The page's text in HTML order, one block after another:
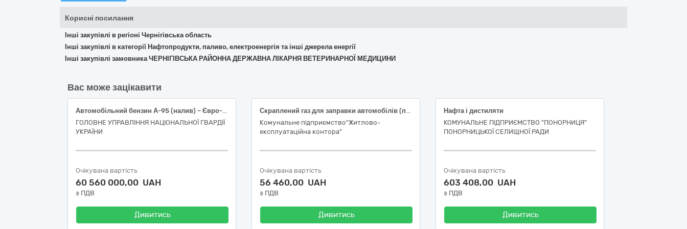
Корисні посилання
Інші закупівлі в регіоні Чернігівська область
Інші закупівлі в категорії Нафтопродукти, паливо, електроенергія та інші джерела енергії
Інші закупівлі замовника ЧЕРНІГІВСЬКА РАЙОННА ДЕРЖАВНА ЛІКАРНЯ ВЕТЕРИНАРНОЇ МЕДИЦИНИ
Вас може зацікавити
Автомобільний бензин А-95 (налив) – Євро-5 – Е5 (Е0)
ГОЛОВНЕ УПРАВЛІННЯ НАЦІОНАЛЬНОЇ ГВАРДІЇ
УКРАЇНИ
Очікувана вартість
60 560 000,00 UAH
з ПДВ
Дивитись
Скраплений газ для заправки автомобілів (по талонам/скретч-карткам)
Комунальне підприємство"Житлово-
експлуатаційна контора"
Очікувана вартість
56 460,00 UAH
з ПДВ
Дивитись
Нафта і дистиляти
КОМУНАЛЬНЕ ПІДПРИЄМСТВО "ПОНОРНИЦЯ"
ПОНОРНИЦЬКОЇ СЕЛИЩНОЇ РАДИ
Очікувана вартість
603 408,00 UAH
з ПДВ
Дивитись